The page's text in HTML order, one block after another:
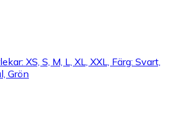
XS, S, M, L, XL, XXL, Färg: Svart,
Grön